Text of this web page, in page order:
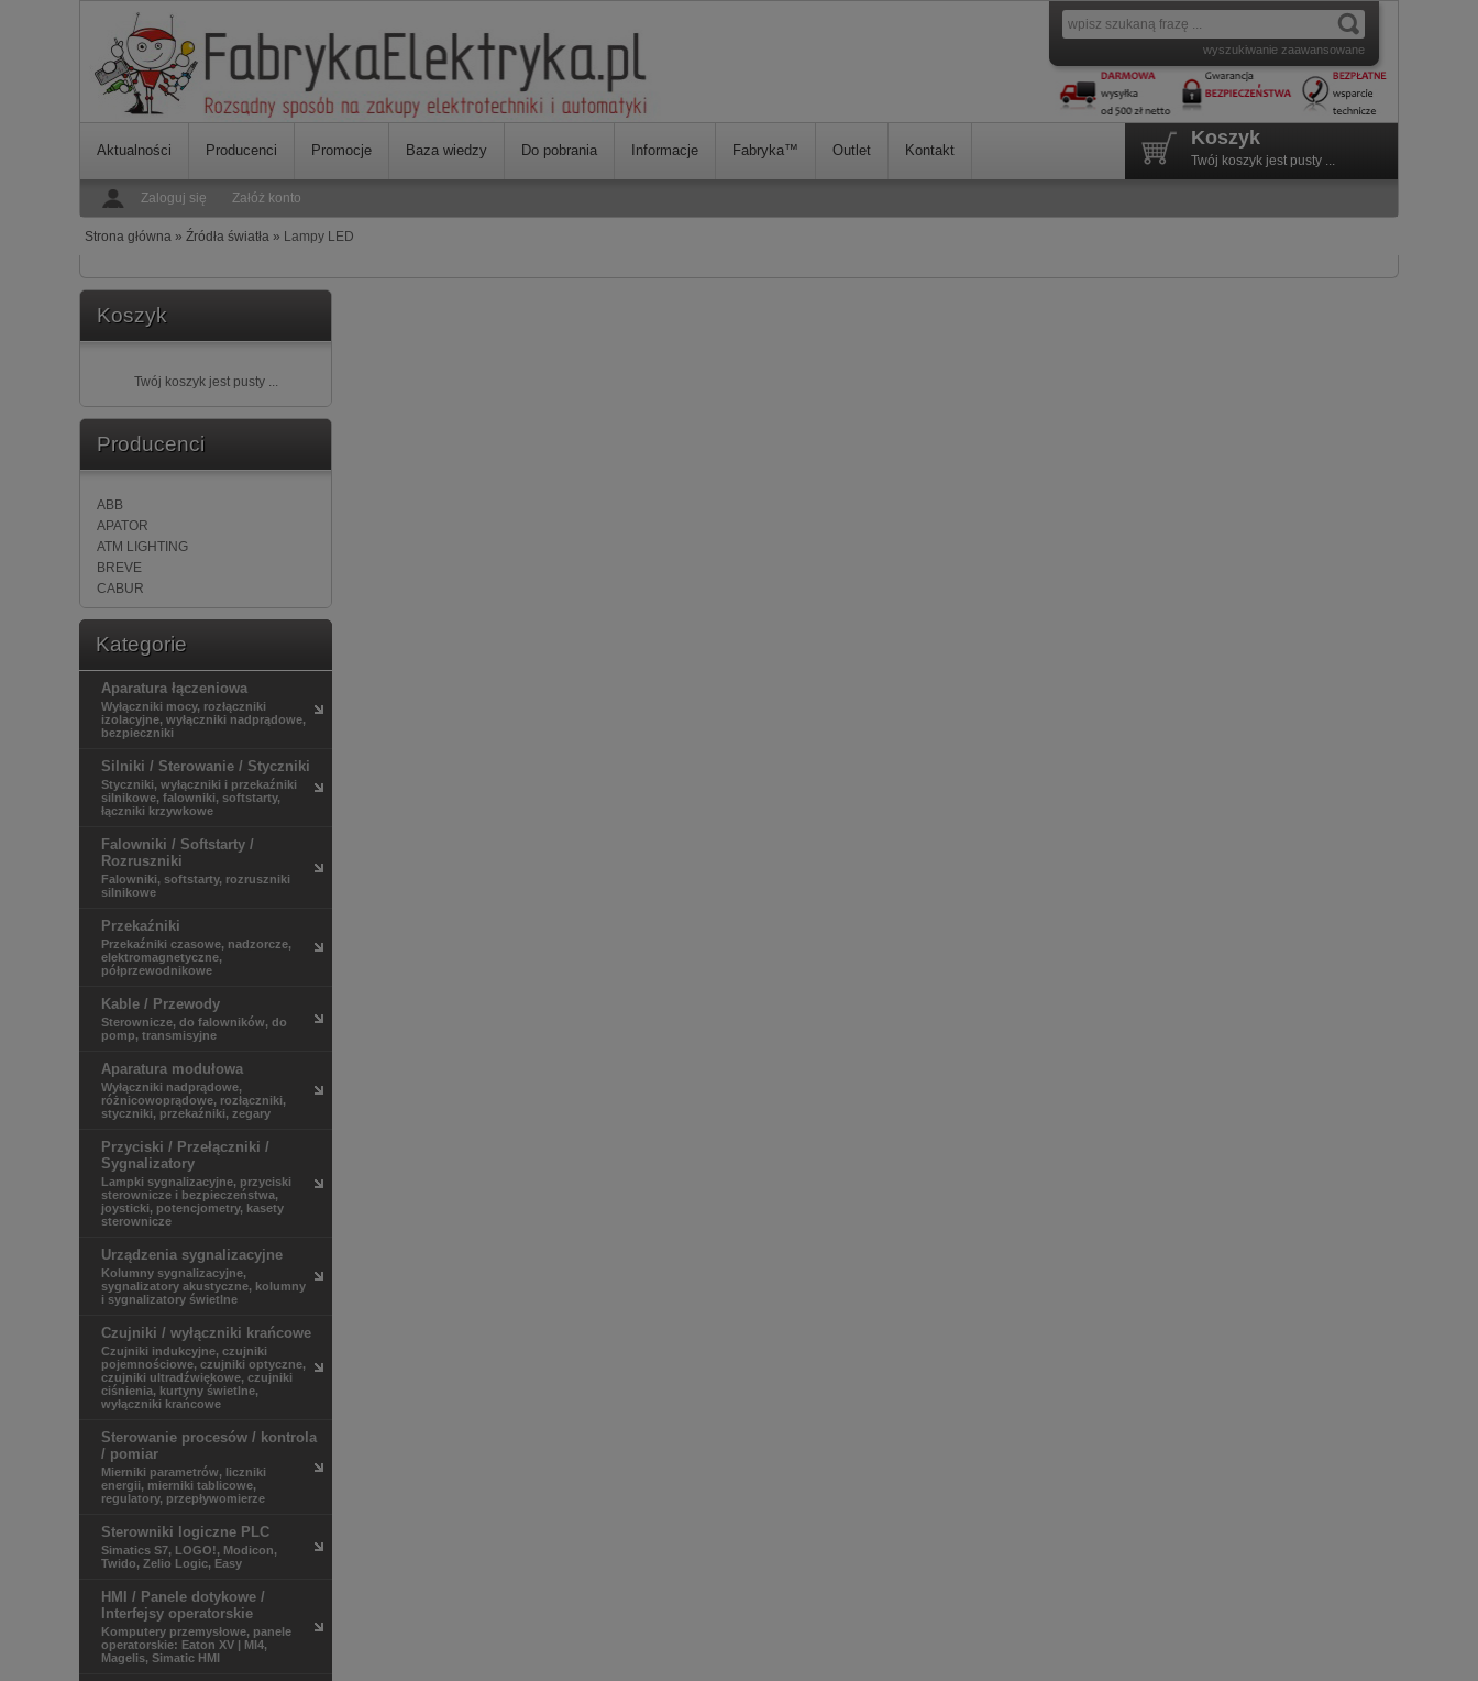
wyszukiwanie zaawansowane
Aktualności Producenci Promocje Baza wiedzy Do pobrania Informacje Fabryka™ Outlet Kontakt
Koszyk
Twój koszyk jest pusty ...
Zaloguj się Załóż konto
Strona główna » Źródła światła » Lampy LED
Koszyk
Twój koszyk jest pusty ...
Producenci
ABB
APATOR
ATM LIGHTING
BREVE
CABUR
CANALPLAST
Cel-Mar
DANFOSS
DATALOGIC
DEHN
EATON
ELEKTRO-PLAST OPATÓWEK
ENSTO
ES-SYSTEM
ETI-POLAM
F&F
FINDER
GEWISS
GS Software
Hager
HELUKABEL
HITACHI
KANLUX
LEDIT
Ledvance
LEGRAND
LUMEL
MEGGER
NITECORE
NOVATEK-ELECTRO
PHOENIX CONTACT
PXF LIGHTING
RELPOL
SICK
SIEMENS
SPAMEL
V-TAC
WERMA
Kategorie
Aparatura łączeniowa
Wyłączniki mocy, rozłączniki
izolacyjne, wyłączniki nadprądowe,
bezpieczniki
Silniki / Sterowanie / Styczniki
Styczniki, wyłączniki i przekaźniki
silnikowe, falowniki, softstarty,
łączniki krzywkowe
Falowniki / Softstarty /
Rozruszniki
Falowniki, softstarty, rozruszniki
silnikowe
Przekaźniki
Przekaźniki czasowe, nadzorcze,
elektromagnetyczne,
półprzewodnikowe
Kable / Przewody
Sterownicze, do falowników, do
pomp, transmisyjne
Aparatura modułowa
Wyłączniki nadprądowe,
różnicowoprądowe, rozłączniki,
styczniki, przekaźniki, zegary
Przyciski / Przełączniki /
Sygnalizatory
Lampki sygnalizacyjne, przyciski
sterownicze i bezpieczeństwa,
joysticki, potencjometry, kasety
sterownicze
Urządzenia sygnalizacyjne
Kolumny sygnalizacyjne,
sygnalizatory akustyczne, kolumny
i sygnalizatory świetlne
Czujniki / wyłączniki krańcowe
Czujniki indukcyjne, czujniki
pojemnościowe, czujniki optyczne,
czujniki ultradźwiękowe, czujniki
ciśnienia, kurtyny świetlne,
wyłączniki krańcowe
Sterowanie procesów / kontrola
/ pomiar
Mierniki parametrów, liczniki
energii, mierniki tablicowe,
regulatory, przepływomierze
Sterowniki logiczne PLC
Simatics S7, LOGO!, Modicon,
Twido, Zelio Logic, Easy
HMI / Panele dotykowe /
Interfejsy operatorskie
Komputery przemysłowe, panele
operatorskie: Eaton XV | MI4,
Magelis, Simatic HMI